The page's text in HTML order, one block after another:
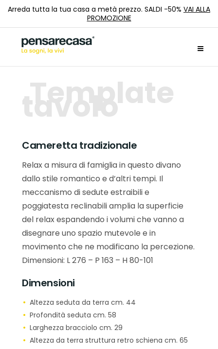
Arreda tutta la tua casa a metà prezzo. SALDI -50% VAI ALLA
PROMOZIONE
Template
tavolo
Cameretta tradizionale
Relax a misura di famiglia in questo divano
dallo stile romantico e d’altri tempi. Il
meccanismo di sedute estraibili e
poggiatesta reclinabili amplia la superficie
del relax espandendo i volumi che vanno a
disegnare uno spazio mutevole e in
movimento che ne modificano la percezione.
Dimensioni: L 276 – P 163 – H 80-101
Dimensioni
Altezza seduta da terra cm. 44
Profondità seduta cm. 58
Larghezza bracciolo cm. 29
Altezza da terra struttura retro schiena cm. 65